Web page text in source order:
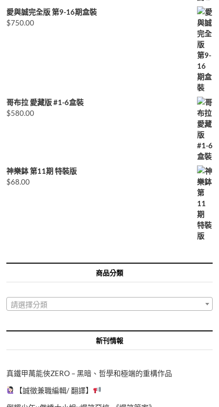
愛與誠完全版 第9-16期盒裝
$750.00
哥布拉 愛藏版 #1-6盒裝
$580.00
神樂鉢 第11期 特裝版
$68.00
商品分類
請選擇分類
新刊情報
真鐵甲萬能俠ZERO – 黑暗、哲學和極端的重構作品
【誠徵兼職編輯/ 翻譯】